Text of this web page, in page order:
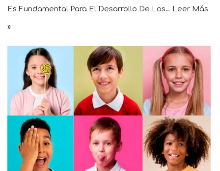
Es Fundamental Para El Desarrollo De Los… Leer Más
»